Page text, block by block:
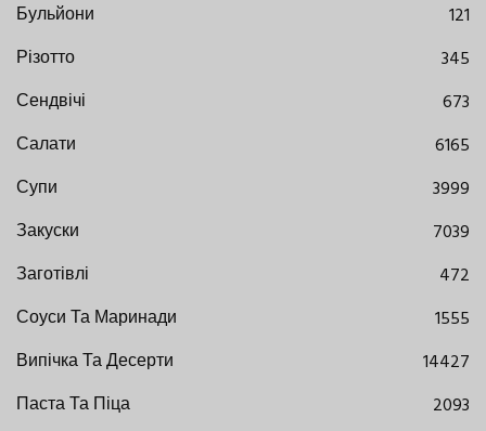
Бульйони
121
Різотто
345
Сендвічі
673
Салати
6165
Супи
3999
Закуски
7039
Заготівлі
472
Соуси Та Маринади
1555
Випічка Та Десерти
14427
Паста Та Піца
2093